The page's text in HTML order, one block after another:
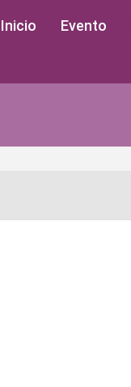
Inicio Evento